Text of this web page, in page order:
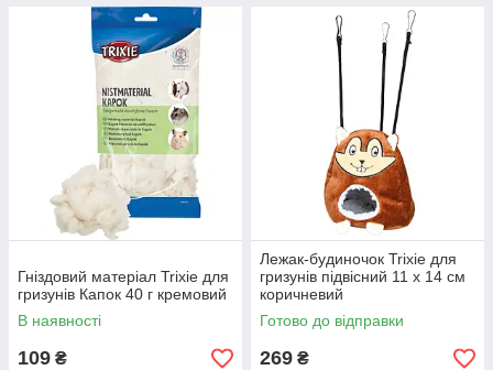
Гніздовий матеріал Trixie для
гризунів Капок 40 г кремовий
В наявності
109 ₴
Лежак-будиночок Trixie для
гризунів підвісний 11 х 14 см
коричневий
Готово до відправки
269 ₴